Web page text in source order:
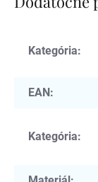
Kategória:
EAN :
Kategória: